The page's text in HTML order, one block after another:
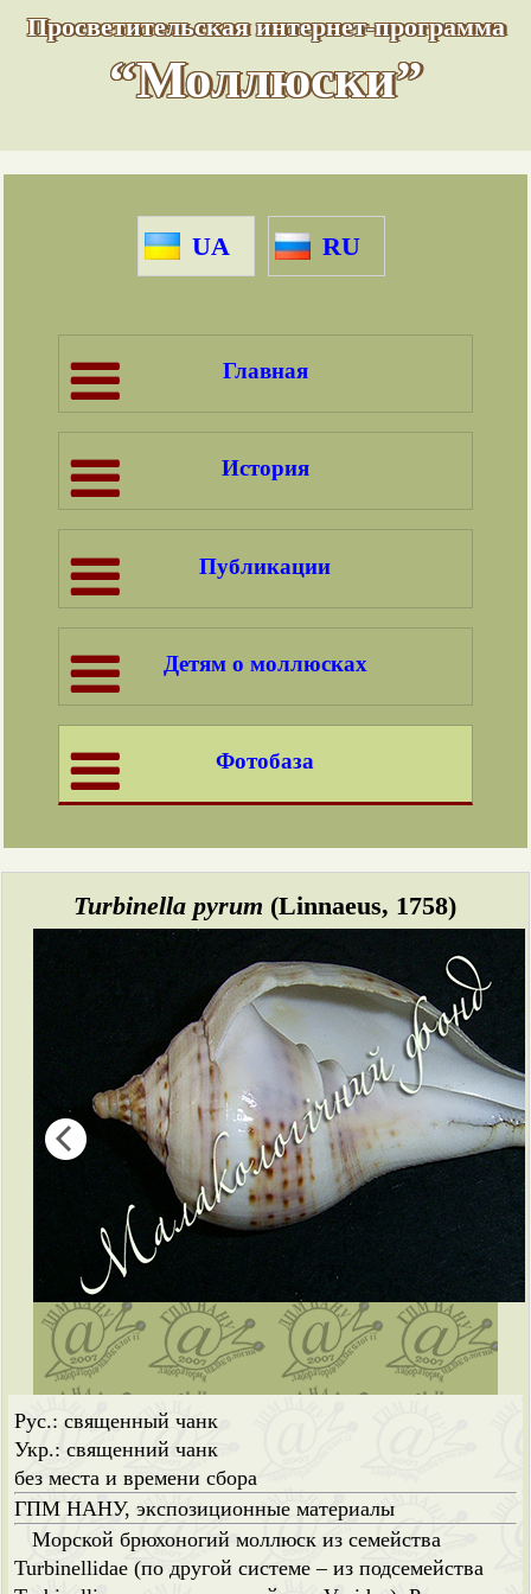
Просветительская интернет-программа
“Моллюски”
UA RU
Главная
История
Публикации
Детям о моллюсках
Фотобаза
Turbinella pyrum (Linnaeus, 1758)
Рус.: священный чанк
Укр.: священний чанк
без места и времени сбора
ГПМ НАНУ, экспозиционные материалы
Морской брюхоногий моллюск из семейства
Turbinellidae (по другой системе – из подсемейства